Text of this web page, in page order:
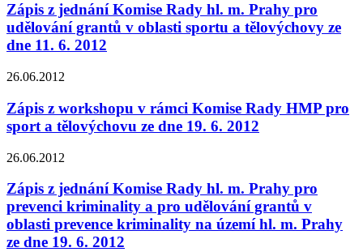
Zápis z jednání Komise Rady hl. m. Prahy pro
udělování grantů v oblasti sportu a tělovýchovy ze
dne 11. 6. 2012
26.06.2012
Zápis z workshopu v rámci Komise Rady HMP pro
sport a tělovýchovu ze dne 19. 6. 2012
26.06.2012
Zápis z jednání Komise Rady hl. m. Prahy pro
prevenci kriminality a pro udělování grantů v
oblasti prevence kriminality na území hl. m. Prahy
ze dne 19. 6. 2012